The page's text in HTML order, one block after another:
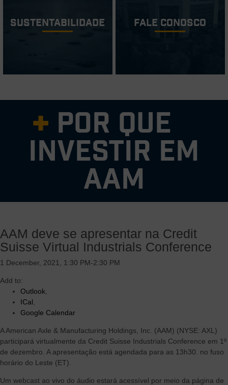
Sustentabilidade Fale conosco
Por que
investir em
AAM
complementado por oportunidades globais de crescimento
lucrativo
comprovado de ajustar efetivamente nossos negócios à
demanda atual do mercado
Margem de lucro superior e forte rendimento de fluxo de caixa
livre impulsionado pelo sistema operacional da AAM e o
benefício da integração vertical
inovadoras e escaláveis ​​projetadas para acelerar o
crescimento e atender a várias regiões, clientes e segmentos
de veículos
AAM deve se apresentar na Credit
Suisse Virtual Industrials Conference
1 December, 2021, 1:30 PM-2:30 PM
Add to:
Outlook
ICal
Google Calendar
A American Axle & Manufacturing Holdings, Inc. (AAM) (NYSE: AXL)
participará virtualmente da Credit Suisse Industrials Conference em 1º
de dezembro. A apresentação está agendada para as 13h30. no fuso
horário do Leste (ET).
Um webcast ao vivo do áudio estará acessível por meio da página de